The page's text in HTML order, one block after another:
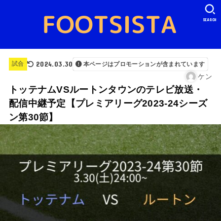
SEARCH
試合 2024.03.30 本ページはプロモーションが含まれています
ケン
トッテナムVSルートンタウンのテレビ放送・
配信中継予定【プレミアリーグ2023-24シーズ
ン第30節】